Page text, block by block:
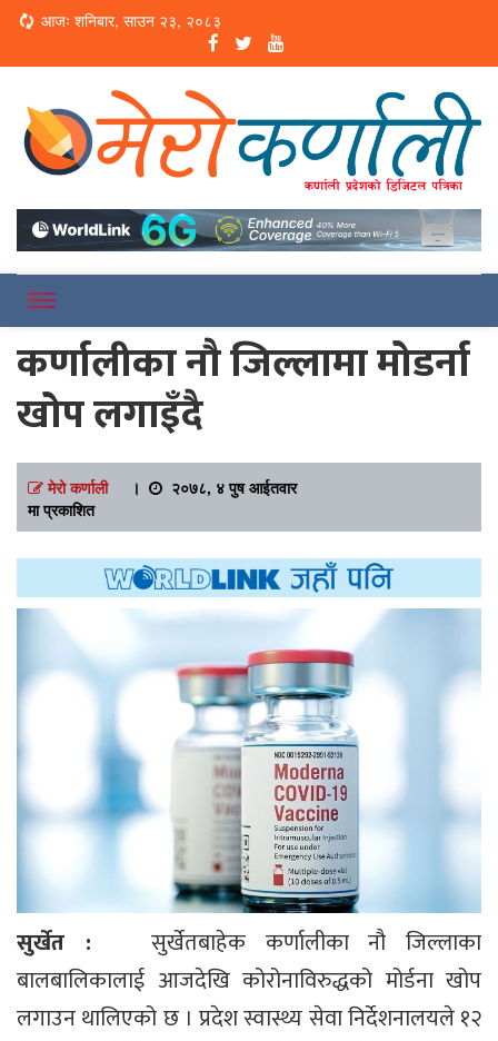
Loading...
आजः शनिबार, साउन २३, २०८३
Merokarnali
कर्णालीका नौ जिल्लामा मोडर्ना
खोप लगाइँदै
मेरो कर्णाली।
२०७८, ४ पुष आईतवार
मा प्रकाशित
सुर्खेत :
सुर्खेतबाहेक कर्णालीका नौ जिल्लाका
बालबालिकालाई आजदेखि कोरोनाविरुद्धको मोर्डना खोप
लगाउन थालिएको छ । प्रदेश स्वास्थ्य सेवा निर्देशनालयले १२